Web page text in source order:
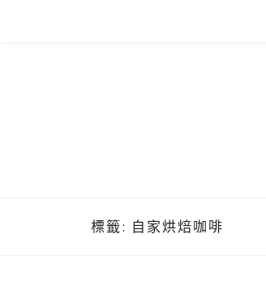
標籤: 自家烘焙咖啡